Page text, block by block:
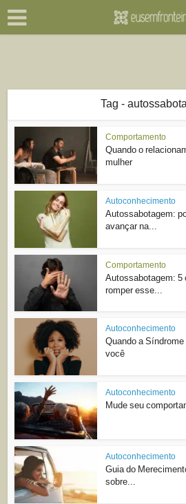
Tag -
Comportamento
Quando o
mulher
Autoconhecimento
Autossabotagem:
avançar na...
Comportamento
Autossabotagem: 5
romper esse...
Autoconhecimento
Quando a
você
Autoconhecimento
Mude seu
Autoconhecimento
Guia do
sobre...